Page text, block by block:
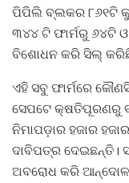
ପିପିଲି ବ୍ଲକର ୮୬୧ଟି
୩୪୪ ଟି ଫାର୍ମରୁ ୬୪ଟି ଓ
ବିଶୋଧନ କରି ସିଲ୍ କରିଛି
ଏହି ସବୁ ଫାର୍ମରେ
ସେପଟେ କ୍ଷତିପୂରଣରୁ
ନିମାପଡ଼ାର ହଜାର
ଦାବିପତ୍ର ଦେଇଛନ୍ତି।
ଅବରୋଧ କରି ଆନ୍ଦୋଳନ